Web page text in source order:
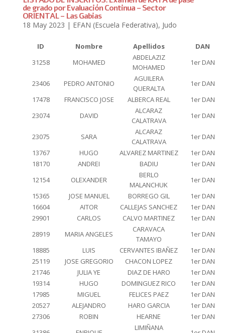
de grado por Evaluación Continua – Sector
ORIENTAL – Las Gabias
18 May 2023 | EFAN (Escuela Federativa), Judo
ID Nombre Apellidos
DAN
31258
MOHAMED
ABDELAZIZ
MOHAMED
1er DAN
23406 PEDRO ANTONIO
AGUILERA
QUERALTA
1er DAN
17478
FRANCISCO JOSE ALBERCA REAL
1er DAN
23074
DAVID
ALCARAZ
CALATRAVA
1er DAN
23075 SARA
ALCARAZ
CALATRAVA
1er DAN
13767
HUGO ALVAREZ MARTINEZ
1er DAN
18170
ANDREI BADIU
1er DAN
12154
OLEXANDER
BERLO
MALANCHUK
1er DAN
15365
JOSE MANUEL BORREGO GIL
1er DAN
16604
AITOR CALLEJAS SANCHEZ
1er DAN
29901
CARLOS CALVO MARTINEZ
1er DAN
28919
MARIA ANGELES
CARAVACA
TAMAYO
1er DAN
18885
LUIS CERVANTES IBAÑEZ
1er DAN
25119
JOSE GREGORIO CHACON LOPEZ
1er DAN
21746
JULIA YE DIAZ DE HARO
1er DAN
19314
HUGO DOMINGUEZ RICO
1er DAN
17985
MIGUEL FELICES PAEZ
1er DAN
20527
ALEJANDRO HARO GARCIA
1er DAN
27306
ROBIN HEARNE
1er DAN
LIMIÑANA